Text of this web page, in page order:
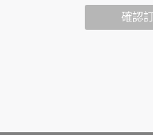
行徑，包括您使用連線設備
確認